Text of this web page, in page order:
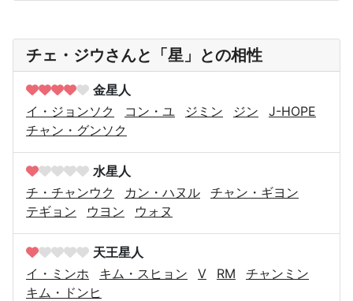
チェ・ジウさんと「星」との相性
金星人
イ・ジョンソク
コン・ユ ジミン ジン
J-HOPE
チャン・グンソク
水星人
チ・チャンウク
カン・ハヌル
チャン・ギヨン
テギョン
ウヨン ウォヌ
天王星人
イ・ミンホ
キム・スヒョン V RM
チャンミン
キム・ドンヒ